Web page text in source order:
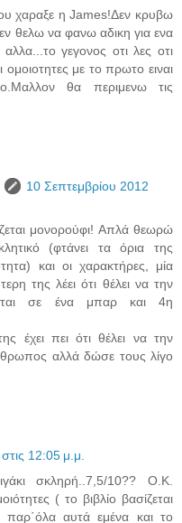
χαραξε η James!Δεν κρυβω
θελω να φανω αδικη για ενα
γεγονος οτι λες οτι
ομοιοτητες με το πρωτο ειναι
θα περιμενω τις
10 Σεπτεμβρίου 2012
μονορούφι! Απλά θεωρώ
(φτάνει τα όρια της
και οι χαρακτήρες, μία
της λέει ότι θέλει να την
σε ένα μπαρ και 4η
έχει πει ότι θέλει να την
αλλά δώσε τους λίγο
12:05 μ.μ.
σκληρή..7,5/10?? Ο.Κ.
( το βιβλίο βασίζεται
παρ΄όλα αυτά εμένα και το